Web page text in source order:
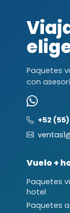
Paquetes
con
+52
Vuelo +
Paquetes
hotel
Paquetes